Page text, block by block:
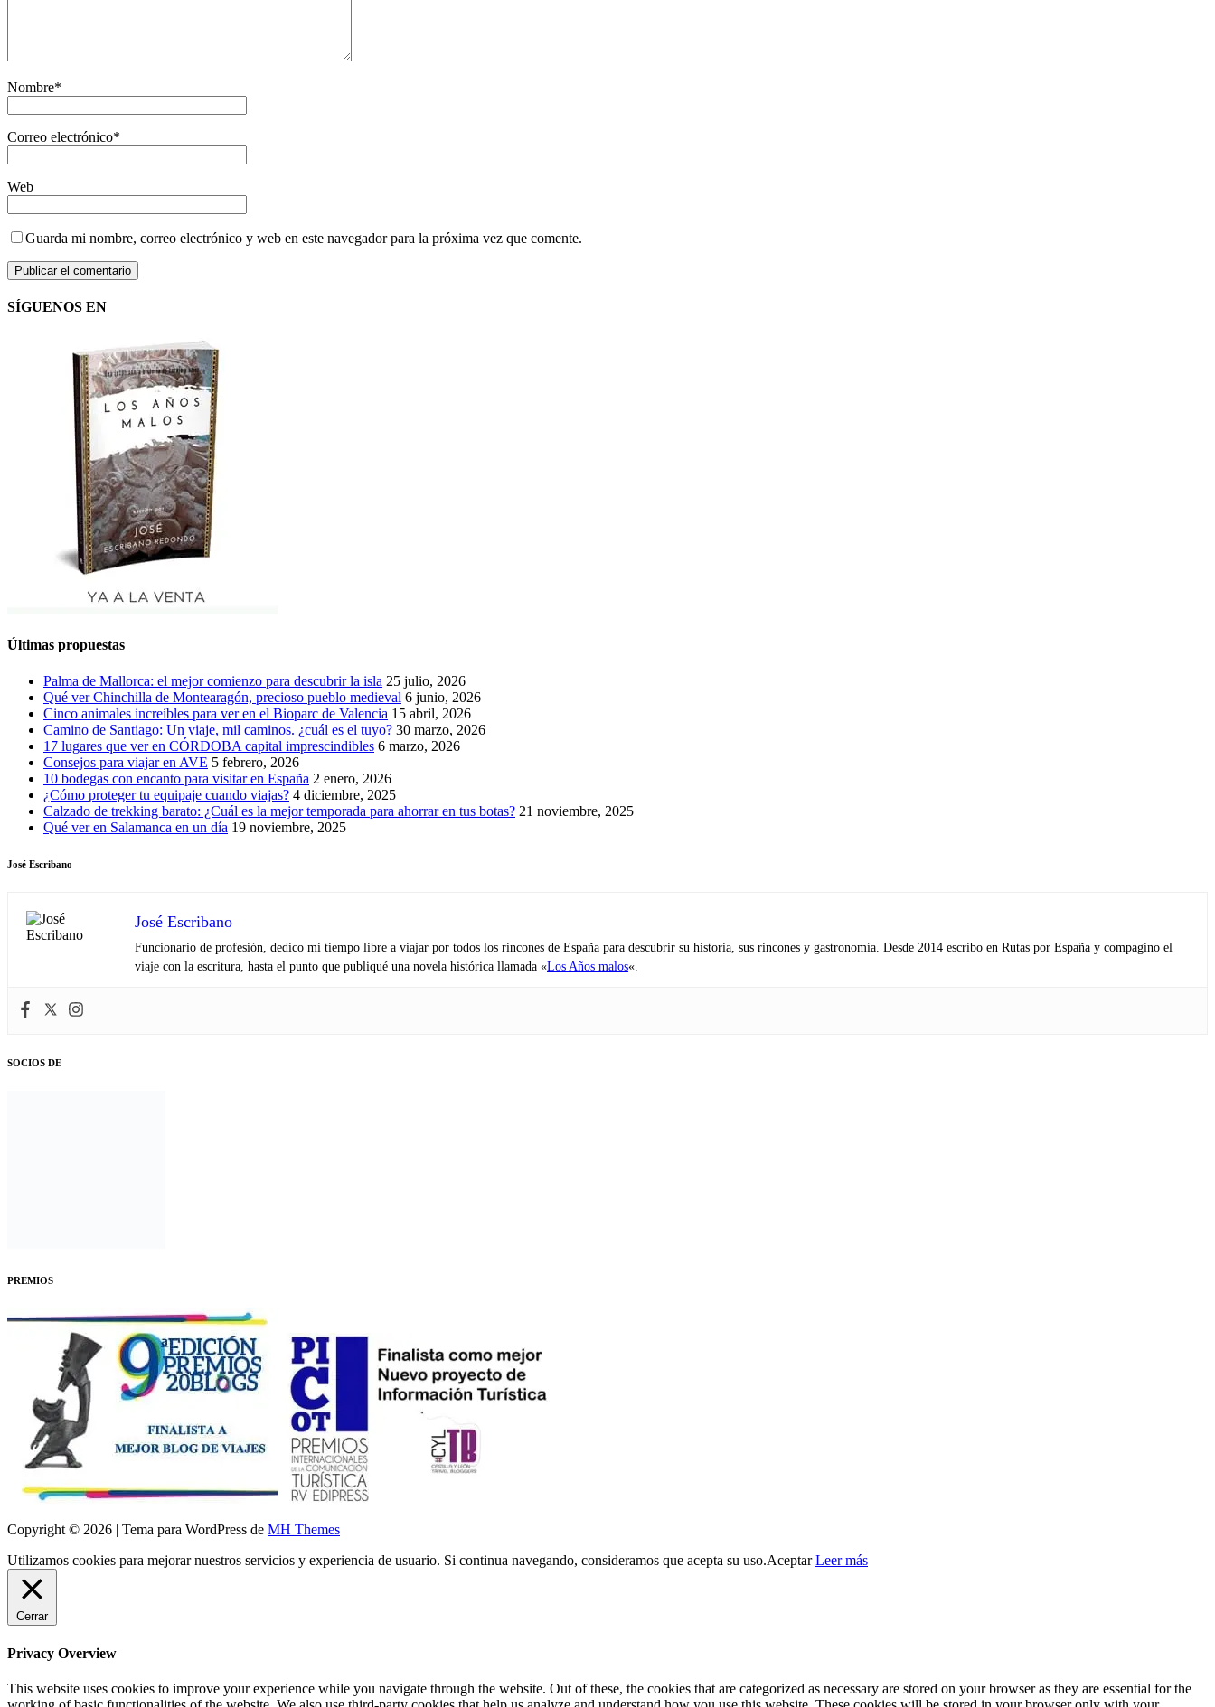
Nombre*
Correo electrónico*
Web
Guarda mi nombre, correo electrónico y web en este navegador para la próxima vez que comente.
SÍGUENOS EN
Últimas propuestas
Palma de Mallorca: el mejor comienzo para descubrir la isla 25 julio, 2026
Qué ver Chinchilla de Montearagón, precioso pueblo medieval 6 junio, 2026
Cinco animales increíbles para ver en el Bioparc de Valencia 15 abril, 2026
Camino de Santiago: Un viaje, mil caminos. ¿cuál es el tuyo? 30 marzo, 2026
17 lugares que ver en CÓRDOBA capital imprescindibles 6 marzo, 2026
Consejos para viajar en AVE 5 febrero, 2026
10 bodegas con encanto para visitar en España 2 enero, 2026
¿Cómo proteger tu equipaje cuando viajas? 4 diciembre, 2025
Calzado de trekking barato: ¿Cuál es la mejor temporada para ahorrar en tus botas? 21 noviembre, 2025
Qué ver en Salamanca en un día 19 noviembre, 2025
José Escribano
José Escribano
Funcionario de profesión, dedico mi tiempo libre a viajar por todos los rincones de España para descubrir su historia, sus rincones y gastronomía. Desde 2014 escribo en Rutas por España y compagino el
viaje con la escritura, hasta el punto que publiqué una novela histórica llamada «Los Años malos«.
SOCIOS DE
PREMIOS
Copyright © 2026 | Tema para WordPress de MH Themes
Utilizamos cookies para mejorar nuestros servicios y experiencia de usuario. Si continua navegando, consideramos que acepta su uso.Aceptar Leer más
Cerrar
Privacy Overview
This website uses cookies to improve your experience while you navigate through the website. Out of these, the cookies that are categorized as necessary are stored on your browser as they are essential for the